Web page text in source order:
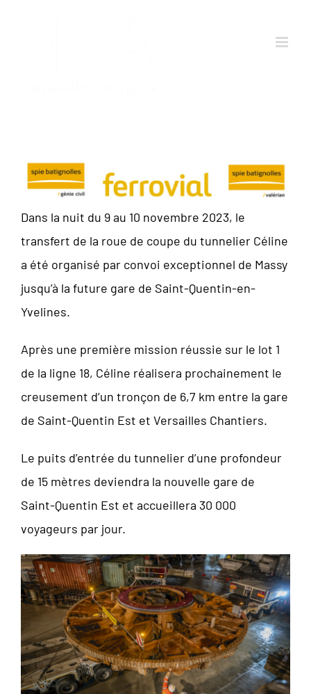
Dans la nuit du 9 au 10 novembre 2023, le
transfert de la roue de coupe du tunnelier Céline
a été organisé par convoi exceptionnel de Massy
jusqu’à la future gare de Saint-Quentin-en-
Yvelines.
Après une première mission réussie sur le lot 1
de la ligne 18, Céline réalisera prochainement le
creusement d’un tronçon de 6,7 km entre la gare
de Saint-Quentin Est et Versailles Chantiers.
Le puits d’entrée du tunnelier d’une profondeur
de 15 mètres deviendra la nouvelle gare de
Saint-Quentin Est et accueillera 30 000
voyageurs par jour.